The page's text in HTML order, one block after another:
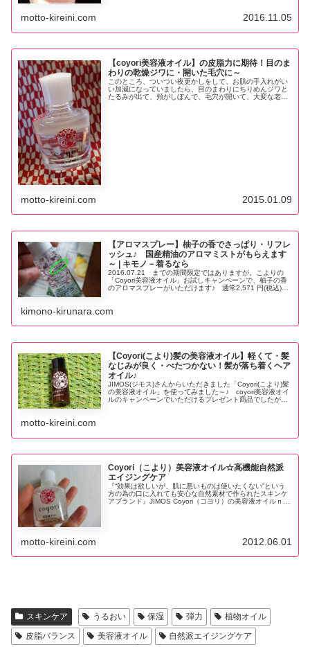
motto-kireini.com 2016.11.05
【coyori美容液オイル】の皮脂力に期待！目のま
わりの乾燥ジワに・開いた毛穴に～
このところ、ついつい夜更かしをして、お肌の手入れがい
い加減になっていましたら、目のまわりにちりめんジワと
たるみが出て、頬がしぼんで、毛穴が開いて、大変な老け
motto-kireini.com 2015.01.09
【アロマスプレー】柚子の香でさっぱり・リフレ
ッシュ♪ 国産精油のアロマミストがもらえます
～ | キモノ－着るなら
2016.07.21 までの期間限定ではありますが。こよりの
「Coyori美容液オイル」お試しキャンペーンで、柚子の香
のアロマスプレーがいただけます♪ 通常2,571 円(税込)の
kimono-kirunara.com
【Coyori(こより)髪の美容液オイル】軽くて・髪
なじみが良く・べたつかない！髪が落ち着くヘア
オイル♪
JIMOS(ジモス)さんからいただきました「Coyori(こより)髪
の美容液オイル」を使ってみました～♪ coyori美容液オイ
ルのキャンペーンでいただけるプレゼント商品でしたが、
motto-kireini.com
Coyori（こより）美容液オイル☆高機能自然派
エイジングケア
『“効果は欲しいが、肌に悪いものは使いたくない”という
方の為の口に入れても安心な自然素材で作られたスキンケ
アブランド』JIMOS Coyori（コヨリ）の美容液オイルｎご
motto-kireini.com 2012.06.01
スキンケア うるおい 保湿 弾力
植物オイル
皮脂バランス
美容液オイル
自然派エイジングケア